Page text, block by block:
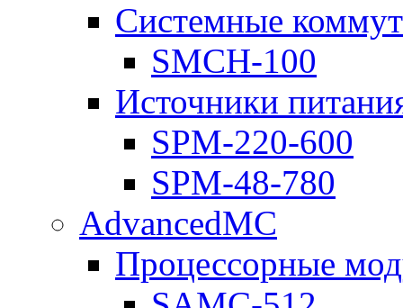
Системные
SMCH-100
Источники
SPM-220-600
SPM-48-780
AdvancedMC
Процессорные